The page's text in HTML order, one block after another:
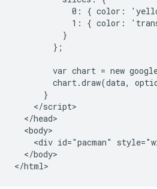
0: { color:
1: { color:
          }
        };
var chart = new
chart.draw(data,
      }
    </script>
  </head>
  <body>
<div id="pacman"
  </body>